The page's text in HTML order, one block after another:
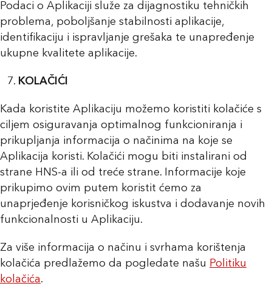
Podaci o Aplikaciji služe za dijagnostiku tehničkih
problema, poboljšanje stabilnosti aplikacije,
identifikaciju i ispravljanje grešaka te unapređenje
ukupne kvalitete aplikacije.
KOLAČIĆI
Kada koristite Aplikaciju možemo koristiti kolačiće s
ciljem osiguravanja optimalnog funkcioniranja i
prikupljanja informacija o načinima na koje se
Aplikacija koristi. Kolačići mogu biti instalirani od
strane HNS-a ili od treće strane. Informacije koje
prikupimo ovim putem koristit ćemo za
unaprjeđenje korisničkog iskustva i dodavanje novih
funkcionalnosti u Aplikaciju.
Za više informacija o načinu i svrhama korištenja
kolačića predlažemo da pogledate našu Politiku
kolačića.